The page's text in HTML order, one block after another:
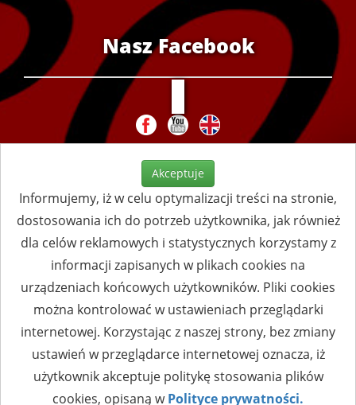
Nasz Facebook
Akceptuje
Informujemy, iż w celu optymalizacji treści na stronie,
dostosowania ich do potrzeb użytkownika, jak również
dla celów reklamowych i statystycznych korzystamy z
informacji zapisanych w plikach cookies na
urządzeniach końcowych użytkowników. Pliki cookies
można kontrolować w ustawieniach przeglądarki
internetowej. Korzystając z naszej strony, bez zmiany
ustawień w przeglądarce internetowej oznacza, iż
użytkownik akceptuje politykę stosowania plików
cookies, opisaną wPolityce prywatności.